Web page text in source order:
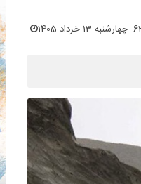
چهارشنبه 13 خرداد 1405